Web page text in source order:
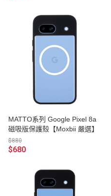
MATTO系列 Google Pixel 8a
磁吸版保護殼【Moxbii 嚴選】
$880
$680